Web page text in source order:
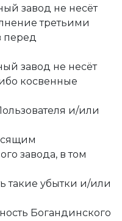
завод не несёт
третьими
перед
завод не несёт
косвенные
и/или
завода, в том
такие убытки и/или
Богандинского